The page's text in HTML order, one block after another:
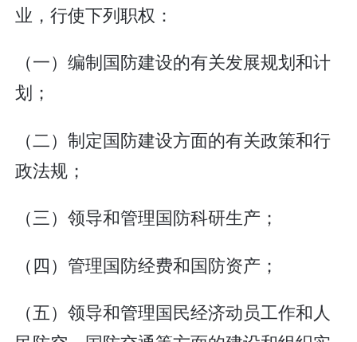
业，行使下列职权：
（一）编制国防建设的有关发展规划和计
划；
（二）制定国防建设方面的有关政策和行
政法规；
（三）领导和管理国防科研生产；
（四）管理国防经费和国防资产；
（五）领导和管理国民经济动员工作和人